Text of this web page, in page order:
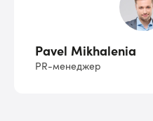
Pavel Mikhalenia
PR-менеджер